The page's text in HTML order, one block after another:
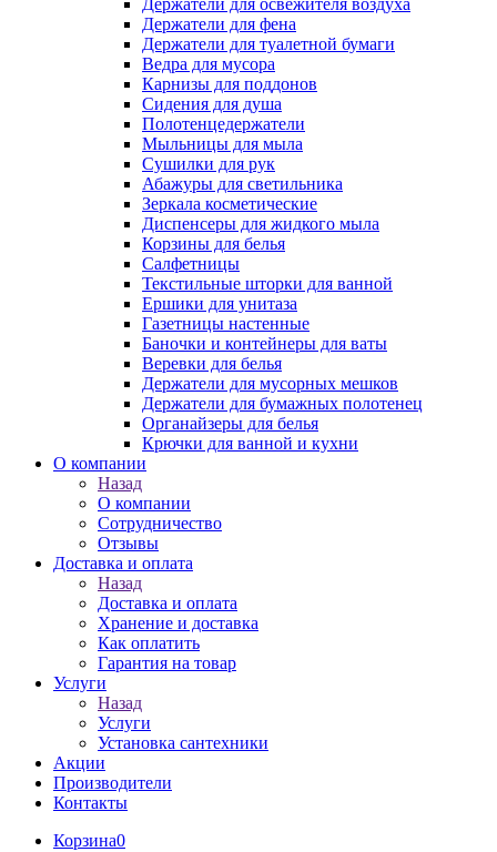
Держатели для освежителя воздуха
Держатели для фена
Держатели для туалетной бумаги
Ведра для мусора
Карнизы для поддонов
Сидения для душа
Полотенцедержатели
Мыльницы для мыла
Сушилки для рук
Абажуры для светильника
Зеркала косметические
Диспенсеры для жидкого мыла
Корзины для белья
Салфетницы
Текстильные шторки для ванной
Ершики для унитаза
Газетницы настенные
Баночки и контейнеры для ваты
Веревки для белья
Держатели для мусорных мешков
Держатели для бумажных полотенец
Органайзеры для белья
Крючки для ванной и кухни
О компании
Назад
О компании
Сотрудничество
Отзывы
Доставка и оплата
Назад
Доставка и оплата
Хранение и доставка
Как оплатить
Гарантия на товар
Услуги
Назад
Услуги
Установка сантехники
Акции
Производители
Контакты
Корзина0